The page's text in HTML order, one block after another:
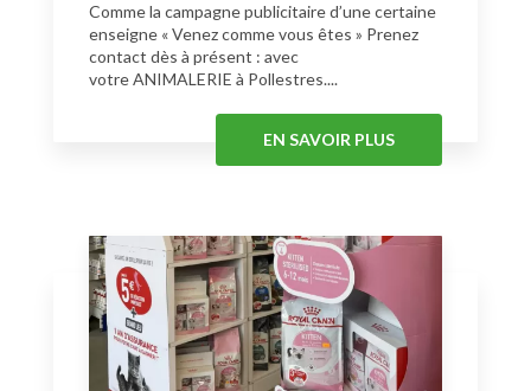
Comme la campagne publicitaire d’une certaine
enseigne « Venez comme vous êtes » Prenez
contact dès à présent : avec
votre ANIMALERIE à Pollestres....
EN SAVOIR PLUS